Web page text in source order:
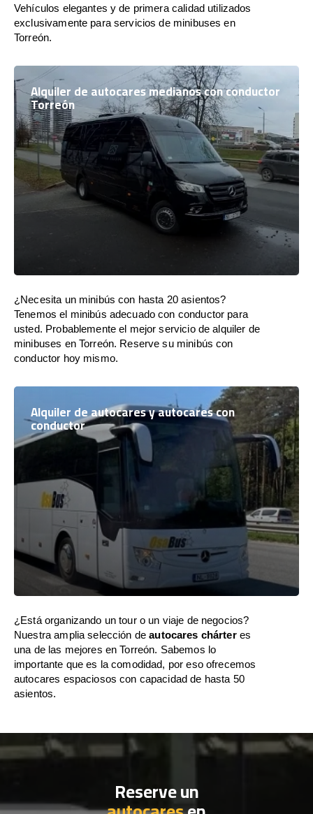
Vehículos elegantes y de primera calidad utilizados
exclusivamente para servicios de minibuses en
Torreón.
Alquiler de autocares medianos con conductor
Torreón
¿Necesita un minibús con hasta 20 asientos?
Tenemos el minibús adecuado con conductor para
usted. Probablemente el mejor servicio de alquiler de
minibuses en Torreón. Reserve su minibús con
conductor hoy mismo.
Alquiler de autocares y autocares con
conductor
¿Está organizando un tour o un viaje de negocios?
Nuestra amplia selección deautocares chárteres
una de las mejores en Torreón. Sabemos lo
importante que es la comodidad, por eso ofrecemos
autocares espaciosos con capacidad de hasta 50
asientos.
Reserve un